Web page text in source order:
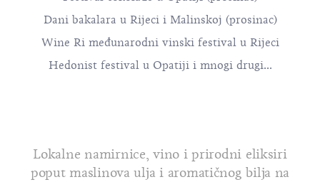
Dani bakalara u Rijeci i Malinskoj (prosinac)
Wine Ri međunarodni vinski festival u Rijeci
Hedonist festival u Opatiji i mnogi drugi...
Lokalne namirnice, vino i prirodni eliksiri
poput maslinova ulja i aromatičnog bilja na